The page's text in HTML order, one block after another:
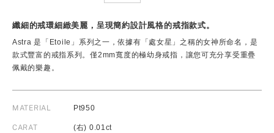
纖細的戒環細緻美麗，呈現簡約設計風格的戒指款式。
Astra 是「Etoile」系列之一，依據有「處女星」之稱的女神所命名，是
款式豐富的戒指系列。僅2mm寬度的極幼身戒指，讓您可充分享受重疊
佩戴的樂趣。
MATERIAL Pt950
CARAT (右) 0.01ct